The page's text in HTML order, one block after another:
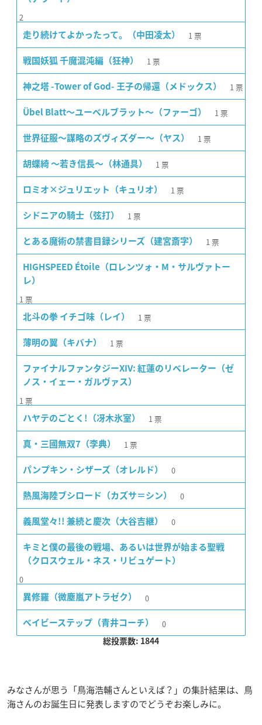
2
走り続けてよかったって。（中田凌太） 1 票
戦国妖狐 千魔混沌編（狂神） 1 票
神之塔 -Tower of God- 王子の帰還（メドックス） 1 票
Übel Blatt〜ユーベルブラット〜（ファーゴ） 1 票
世界征服〜謀略のズヴィズダー〜（ヤス） 1 票
胡蝶綺 〜若き信長〜（林通具） 1 票
ロミオ×ジュリエット（キュリオ） 1 票
シドニアの騎士（弦打） 1 票
とある魔術の禁書目録シリーズ（建宮斎字） 1 票
HIGHSPEED Étoile（ロレンツォ・M・サルヴァトー
レ）
1 票
北斗の拳 イチゴ味（レイ） 1 票
薄明の翼（キバナ） 1 票
ファイナルファンタジーXIV: 紅蓮のリベレーター（ゼ
ノス・イェー・ガルヴァス）
1 票
ハヤテのごとく!（冴木氷室） 1 票
真・三國無双7（李典） 1 票
パンプキン・シザーズ（オレルド） 0
熱風海陸ブシロード（カズサ＝シン） 0
義風堂々!! 兼続と慶次（大谷吉継） 0
キミと僕の最後の戦場、あるいは世界が始まる聖戦
（クロスウェル・ネス・リビュゲート）
0
異修羅（微塵嵐アトラゼク） 0
ベイビーステップ（青井コーチ） 0
総投票数: 1844
みなさんが思う「鳥海浩輔さんといえば？」の集計結果は、鳥
海さんのお誕生日に発表しますのでどうぞお楽しみに。